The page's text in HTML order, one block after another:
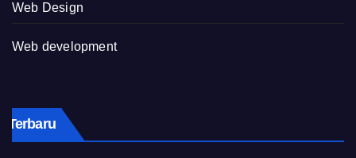
Web Design
Web development
Terbaru